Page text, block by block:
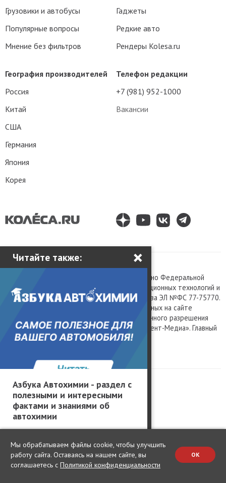
Читайте также: ×
Азбука Автохимии - раздел с
полезными и интересными
фактами и знаниями об
автохимии
Телефон редакции
+7 (981) 952-1000
Вакансии
Грузовики и автобусы
Популярные вопросы
Мнение без фильтров
Гаджеты
Редкие авто
Рендеры Kolesa.ru
География производителей
Россия
Китай
США
Германия
Япония
Корея
Все права защищены © 2003 – 2026.
Сетевое издание «Kolesa.ru», зарегистрировано Федеральной
службой по надзору в сфере связи, информационных технологий и
массовых коммуникаций, номер свидетельства ЭЛ №ФС 77-75770.
Любое использование материалов, размещенных на сайте
www.kolesa.ru, допускается только с письменного разрешения
правообладателя. Учредитель ООО «Президент-Медиа». Главный
редактор Баландин М.А. 0+
Change privacy settings
Мы обрабатываем файлы cookie, чтобы улучшить
работу сайта. Оставаясь на нашем сайте, вы
соглашаетесь с Политикой конфиденциальности
OK